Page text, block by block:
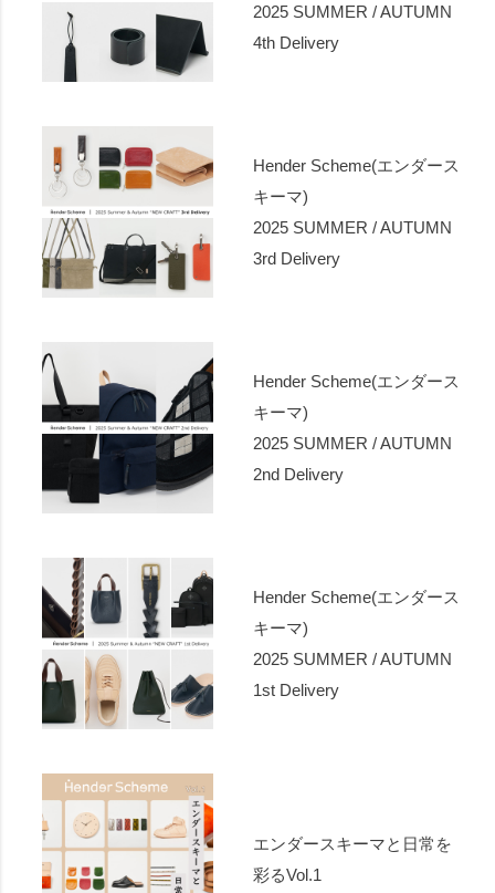
2025 SUMMER / AUTUMN
4th Delivery
Hender Scheme(エンダース
キーマ)
2025 SUMMER / AUTUMN
3rd Delivery
Hender Scheme(エンダース
キーマ)
2025 SUMMER / AUTUMN
2nd Delivery
Hender Scheme(エンダース
キーマ)
2025 SUMMER / AUTUMN
1st Delivery
エンダースキーマと日常を
彩るVol.1